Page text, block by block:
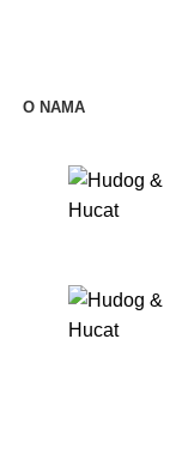
O NAMA